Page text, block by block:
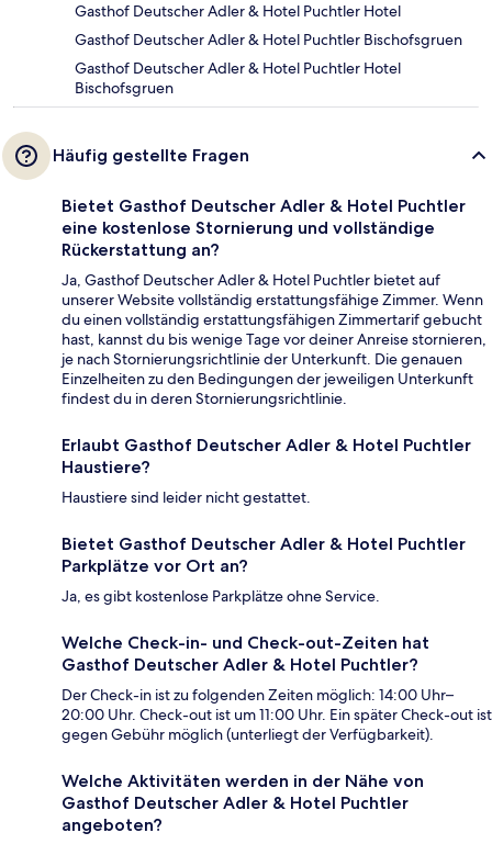
Gasthof Deutscher Adler & Hotel Puchtler Hotel
Gasthof Deutscher Adler & Hotel Puchtler Bischofsgruen
Gasthof Deutscher Adler & Hotel Puchtler Hotel
Bischofsgruen
Häufig gestellte Fragen
Bietet Gasthof Deutscher Adler & Hotel Puchtler
eine kostenlose Stornierung und vollständige
Rückerstattung an?
Ja, Gasthof Deutscher Adler & Hotel Puchtler bietet auf
unserer Website vollständig erstattungsfähige Zimmer. Wenn
du einen vollständig erstattungsfähigen Zimmertarif gebucht
hast, kannst du bis wenige Tage vor deiner Anreise stornieren,
je nach Stornierungsrichtlinie der Unterkunft. Die genauen
Einzelheiten zu den Bedingungen der jeweiligen Unterkunft
findest du in deren Stornierungsrichtlinie.
Erlaubt Gasthof Deutscher Adler & Hotel Puchtler
Haustiere?
Haustiere sind leider nicht gestattet.
Bietet Gasthof Deutscher Adler & Hotel Puchtler
Parkplätze vor Ort an?
Ja, es gibt kostenlose Parkplätze ohne Service.
Welche Check-in- und Check-out-Zeiten hat
Gasthof Deutscher Adler & Hotel Puchtler?
Der Check-in ist zu folgenden Zeiten möglich: 14:00 Uhr–
20:00 Uhr. Check-out ist um 11:00 Uhr. Ein später Check-out ist
gegen Gebühr möglich (unterliegt der Verfügbarkeit).
Welche Aktivitäten werden in der Nähe von
Gasthof Deutscher Adler & Hotel Puchtler
angeboten?